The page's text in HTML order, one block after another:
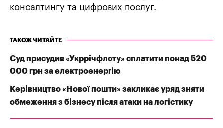
консалтингу та цифрових послуг.
ТАКОЖ ЧИТАЙТЕ
Суд присудив «Укррічфлоту» сплатити понад 520
000 грн за електроенергію
Керівництво «Нової пошти» закликає уряд зняти
обмеження з бізнесу після атаки на логістику